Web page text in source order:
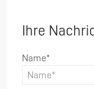
Ihre
Name*